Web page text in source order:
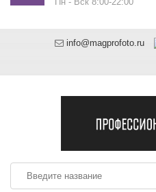
info@magprofoto.ru